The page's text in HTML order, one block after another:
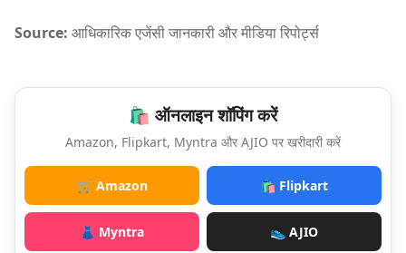
Source: आधिकारिक एजेंसी जानकारी और मीडिया रिपोर्ट्स
🛍️ ऑनलाइन शॉपिंग करें
Amazon, Flipkart, Myntra और AJIO पर खरीदारी करें
🛒 Amazon 🛍️ Flipkart
👗 Myntra 👟 AJIO